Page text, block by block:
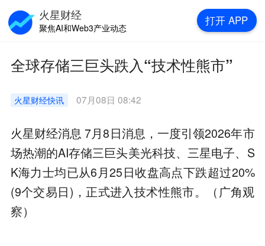
全球存储三巨头跌入“技术性熊市”
火星财经快讯 07月08日 08:42
火星财经消息 7月8日消息，一度引领2026年市
场热潮的AI存储三巨头美光科技、三星电子、S
K海力士均已从6月25日收盘高点下跌超过20%
(9个交易日)，正式进入技术性熊市。（广角观
察）
火星财经
聚焦AI和Web3产业动态
打开 APP